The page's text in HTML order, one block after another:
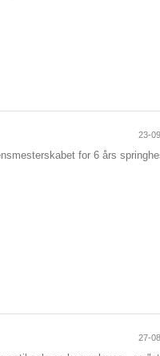
23-
for 6 års
27-